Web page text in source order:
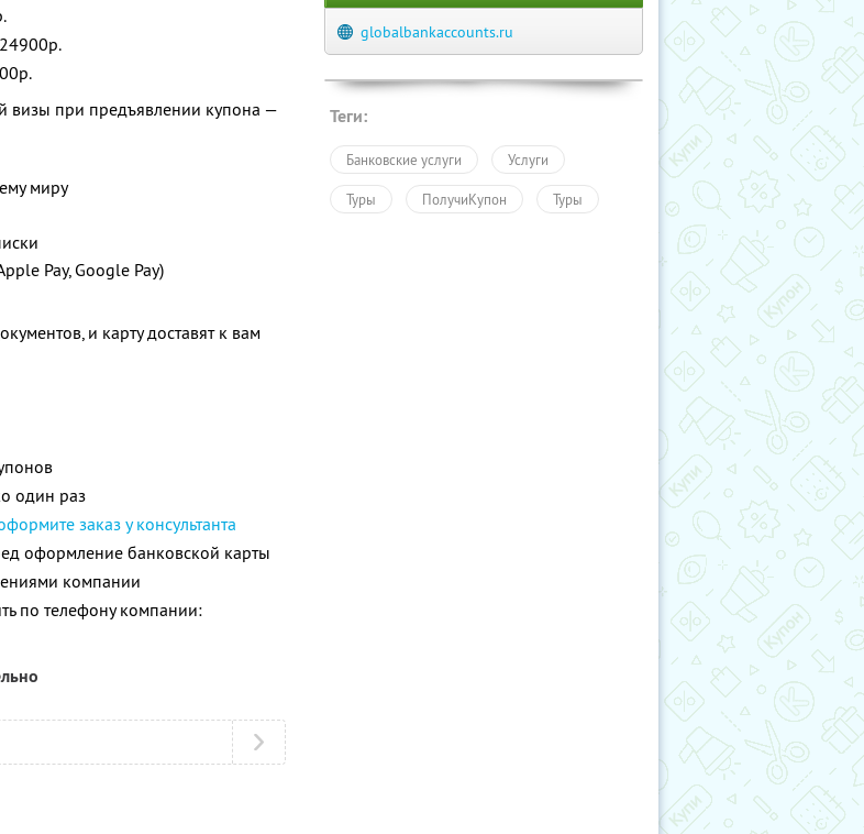
визы при предъявлении купона —
миру
Pay, Google Pay)
и карту доставят к вам
один раз
заказ у консультанта
оформление банковской карты
компании
по телефону компании:
globalbankaccounts.ru
Теги:
Банковские услуги Услуги
Туры ПолучиКупон Туры